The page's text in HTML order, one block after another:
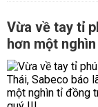
Vừa về tay tỉ
hơn một